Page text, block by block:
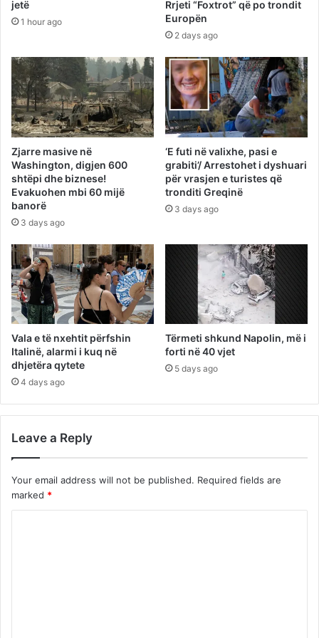
jetë
1 hour ago
Rrjeti “Foxtrot” që po trondit
Europën
2 days ago
Zjarre masive në
Washington, digjen 600
shtëpi dhe biznese!
Evakuohen mbi 60 mijë
banorë
3 days ago
‘E futi në valixhe, pasi e
grabiti’/ Arrestohet i dyshuari
për vrasjen e turistes që
tronditi Greqinë
3 days ago
Vala e të nxehtit përfshin
Italinë, alarmi i kuq në
dhjetëra qytete
4 days ago
Tërmeti shkund Napolin, më i
forti në 40 vjet
5 days ago
Leave a Reply
Your email address will not be published. Required fields are
marked *